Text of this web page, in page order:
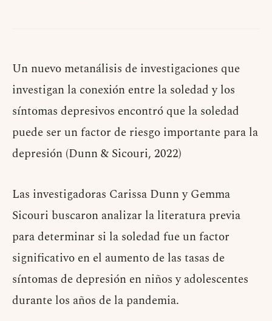
Un nuevo metanálisis de investigaciones que
investigan la conexión entre la soledad y los
síntomas depresivos encontró que la soledad
puede ser un factor de riesgo importante para la
depresión (Dunn & Sicouri, 2022)
Las investigadoras Carissa Dunn y Gemma
Sicouri buscaron analizar la literatura previa
para determinar si la soledad fue un factor
significativo en el aumento de las tasas de
síntomas de depresión en niños y adolescentes
durante los años de la pandemia.